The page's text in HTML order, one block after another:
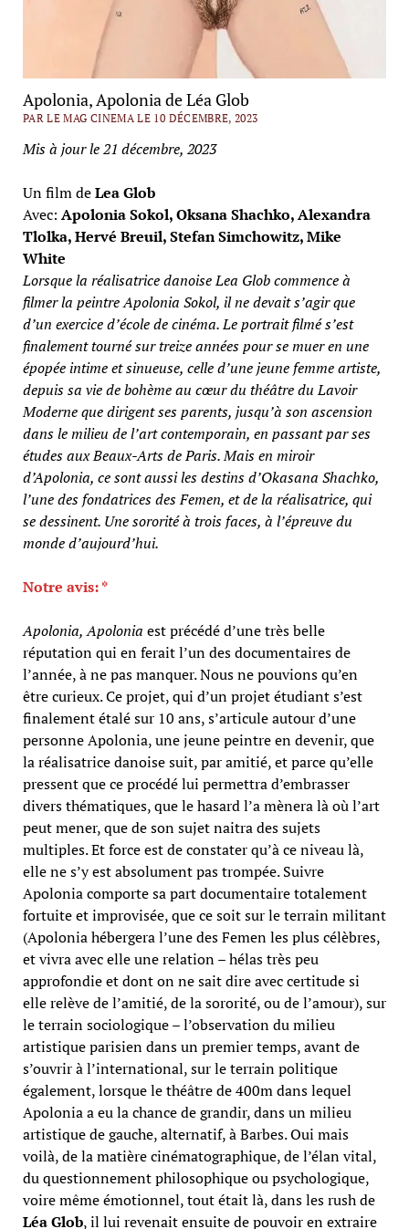
Apolonia, Apolonia de Léa Glob
PAR LE MAG CINEMA LE 10 DÉCEMBRE, 2023
Mis à jour le 21 décembre, 2023
Un film deLea Glob
Avec: Apolonia Sokol, Oksana Shachko, Alexandra
Tlolka, Hervé Breuil, Stefan Simchowitz, Mike
White
Lorsque la réalisatrice danoise Lea Glob commence à
filmer la peintre Apolonia Sokol, il ne devait s’agir que
d’un exercice d’école de cinéma. Le portrait filmé s’est
finalement tourné sur treize années pour se muer en une
épopée intime et sinueuse, celle d’une jeune femme artiste,
depuis sa vie de bohème au cœur du théâtre du Lavoir
Moderne que dirigent ses parents, jusqu’à son ascension
dans le milieu de l’art contemporain, en passant par ses
études aux Beaux-Arts de Paris. Mais en miroir
d’Apolonia, ce sont aussi les destins d’Okasana Shachko,
l’une des fondatrices des Femen, et de la réalisatrice, qui
se dessinent. Une sororité à trois faces, à l’épreuve du
monde d’aujourd’hui.
Notre avis: *
Apolonia, Apolonia est précédé d’une très belle
réputation qui en ferait l’un des documentaires de
l’année, à ne pas manquer. Nous ne pouvions qu’en
être curieux. Ce projet, qui d’un projet étudiant s’est
finalement étalé sur 10 ans, s’articule autour d’une
personne Apolonia, une jeune peintre en devenir, que
la réalisatrice danoise suit, par amitié, et parce qu’elle
pressent que ce procédé lui permettra d’embrasser
divers thématiques, que le hasard l’a mènera là où l’art
peut mener, que de son sujet naitra des sujets
multiples. Et force est de constater qu’à ce niveau là,
elle ne s’y est absolument pas trompée. Suivre
Apolonia comporte sa part documentaire totalement
fortuite et improvisée, que ce soit sur le terrain militant
(Apolonia hébergera l’une des Femen les plus célèbres,
et vivra avec elle une relation – hélas très peu
approfondie et dont on ne sait dire avec certitude si
elle relève de l’amitié, de la sororité, ou de l’amour), sur
le terrain sociologique – l’observation du milieu
artistique parisien dans un premier temps, avant de
s’ouvrir à l’international, sur le terrain politique
également, lorsque le théâtre de 400m dans lequel
Apolonia a eu la chance de grandir, dans un milieu
artistique de gauche, alternatif, à Barbes. Oui mais
voilà, de la matière cinématographique, de l’élan vital,
du questionnement philosophique ou psychologique,
voire même émotionnel, tout était là, dans les rush de
Léa Glob, il lui revenait ensuite de pouvoir en extraire